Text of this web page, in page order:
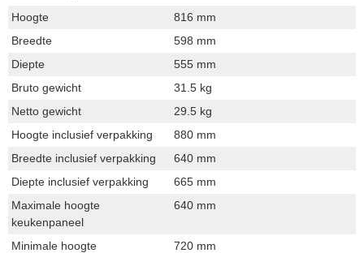
Hoogte
816 mm
Breedte
598 mm
Diepte
555 mm
Bruto gewicht
31.5 kg
Netto gewicht
29.5 kg
Hoogte inclusief verpakking
880 mm
Breedte inclusief verpakking
640 mm
Diepte inclusief verpakking
665 mm
Maximale hoogte
keukenpaneel
640 mm
Minimale hoogte
720 mm